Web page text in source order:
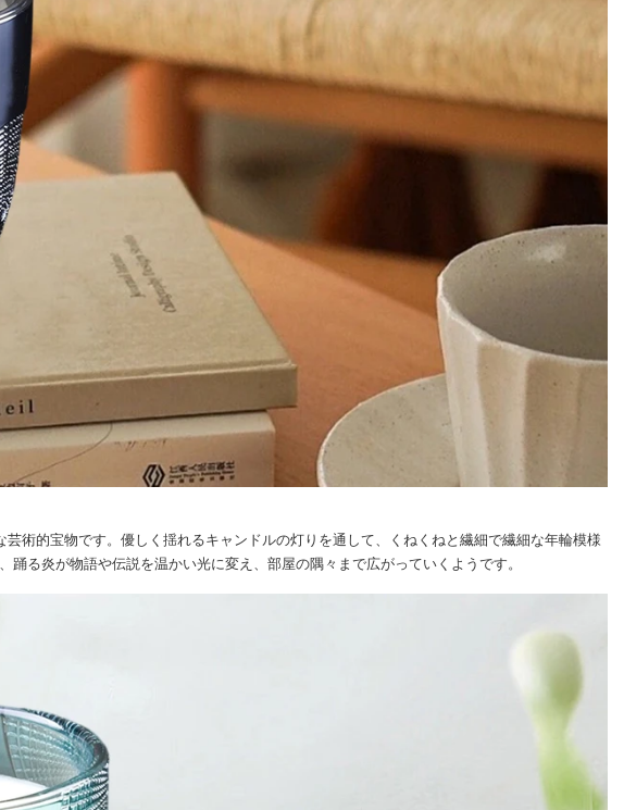
術的宝物です。優しく揺れるキャンドルの灯りを通して、くねくねと繊細で繊細な年輪模様
る炎が物語や伝説を温かい光に変え、部屋の隅々まで広がっていくようです。